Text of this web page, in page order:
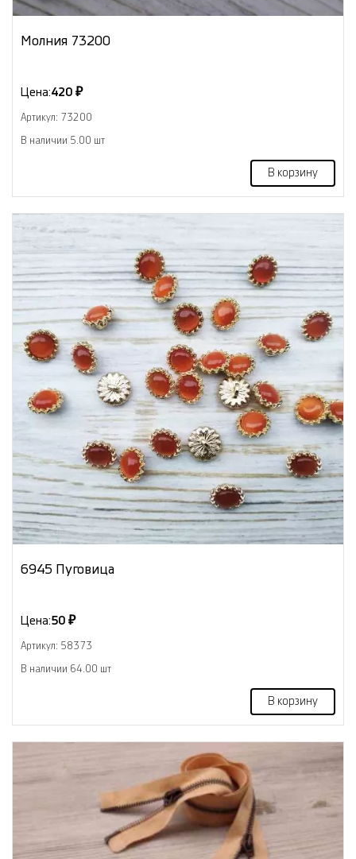
Молния 73200
Цена:420 ₽
Артикул: 73200
В наличии 5.00 шт
В корзину
6945 Пуговица
Цена:50 ₽
Артикул: 58373
В наличии 64.00 шт
В корзину